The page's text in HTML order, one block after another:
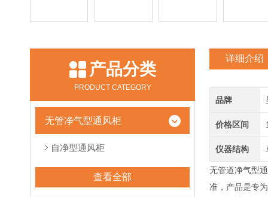
产品分类
PRODUCT CATEGORY
无管净气型通风柜
自净型通风柜
查看全部
详细介绍
品牌
价格区间
仪器结构
无管道净气型
准，产品是专